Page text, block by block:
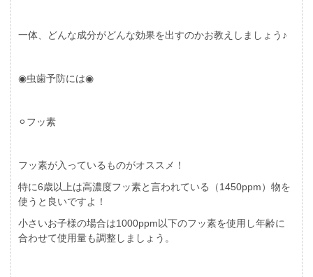
一体、どんな成分がどんな効果を出すのかお教えしましょう♪
◉虫歯予防には◉
⚪︎フッ素
フッ素が入っているものがオススメ！
特に6歳以上は高濃度フッ素と言われている（1450ppm）物を
使うと良いですよ！
小さいお子様の場合は1000ppm以下のフッ素を使用し年齢に
合わせて使用量も調整しましょう。